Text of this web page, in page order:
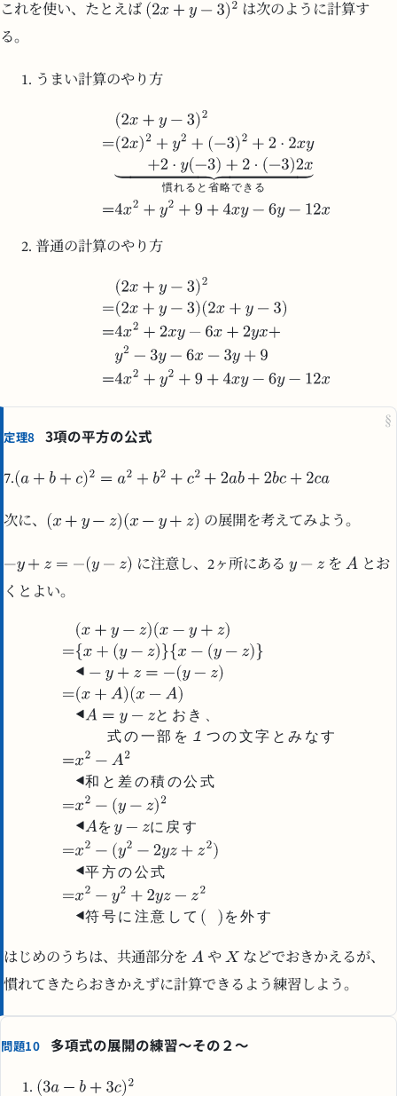
これを使い、たとえば
は次のように計算す
る。
うまい計算のやり方
慣れる と 省略で き る
普通の計算のやり方
§
定理8 3項の平方の公式
7.
次に、 の展開を考えてみよう。
に注意し、2ヶ所にある を
とお
くとよい。
と お き 、
式の一部 を １ つの文字 と み なす
和 と 差の積の公 式
を に 戻 す
平方の公式
符号に 注意 し て を外す
はじめのうちは、共通部分を や
などでおきかえるが、
慣れてきたらおきかえずに計算できるよう練習しよう。
問題10 多項式の展開の練習～その２～